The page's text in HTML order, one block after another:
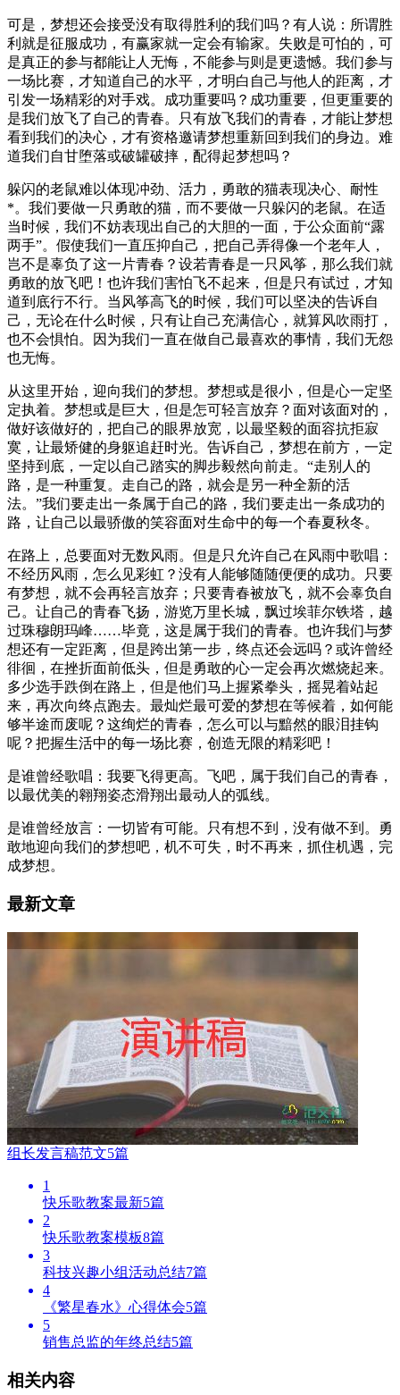
可是，梦想还会接受没有取得胜利的我们吗？有人说：所谓胜
利就是征服成功，有赢家就一定会有输家。失败是可怕的，可
是真正的参与都能让人无悔，不能参与则是更遗憾。我们参与
一场比赛，才知道自己的水平，才明白自己与他人的距离，才
引发一场精彩的对手戏。成功重要吗？成功重要，但更重要的
是我们放飞了自己的青春。只有放飞我们的青春，才能让梦想
看到我们的决心，才有资格邀请梦想重新回到我们的身边。难
道我们自甘堕落或破罐破摔，配得起梦想吗？
躲闪的老鼠难以体现冲劲、活力，勇敢的猫表现决心、耐性
*。我们要做一只勇敢的猫，而不要做一只躲闪的老鼠。在适
当时候，我们不妨表现出自己的大胆的一面，于公众面前“露
两手”。假使我们一直压抑自己，把自己弄得像一个老年人，
岂不是辜负了这一片青春？设若青春是一只风筝，那么我们就
勇敢的放飞吧！也许我们害怕飞不起来，但是只有试过，才知
道到底行不行。当风筝高飞的时候，我们可以坚决的告诉自
己，无论在什么时候，只有让自己充满信心，就算风吹雨打，
也不会惧怕。因为我们一直在做自己最喜欢的事情，我们无怨
也无悔。
从这里开始，迎向我们的梦想。梦想或是很小，但是心一定坚
定执着。梦想或是巨大，但是怎可轻言放弃？面对该面对的，
做好该做好的，把自己的眼界放宽，以最坚毅的面容抗拒寂
寞，让最矫健的身躯追赶时光。告诉自己，梦想在前方，一定
坚持到底，一定以自己踏实的脚步毅然向前走。“走别人的
路，是一种重复。走自己的路，就会是另一种全新的活
法。”我们要走出一条属于自己的路，我们要走出一条成功的
路，让自己以最骄傲的笑容面对生命中的每一个春夏秋冬。
在路上，总要面对无数风雨。但是只允许自己在风雨中歌唱：
不经历风雨，怎么见彩虹？没有人能够随随便便的成功。只要
有梦想，就不会再轻言放弃；只要青春被放飞，就不会辜负自
己。让自己的青春飞扬，游览万里长城，飘过埃菲尔铁塔，越
过珠穆朗玛峰……毕竟，这是属于我们的青春。也许我们与梦
想还有一定距离，但是跨出第一步，终点还会远吗？或许曾经
徘徊，在挫折面前低头，但是勇敢的心一定会再次燃烧起来。
多少选手跌倒在路上，但是他们马上握紧拳头，摇晃着站起
来，再次向终点跑去。最灿烂最可爱的梦想在等候着，如何能
够半途而废呢？这绚烂的青春，怎么可以与黯然的眼泪挂钩
呢？把握生活中的每一场比赛，创造无限的精彩吧！
是谁曾经歌唱：我要飞得更高。飞吧，属于我们自己的青春，
以最优美的翱翔姿态滑翔出最动人的弧线。
是谁曾经放言：一切皆有可能。只有想不到，没有做不到。勇
敢地迎向我们的梦想吧，机不可失，时不再来，抓住机遇，完
成梦想。
最新文章
组长发言稿范文5篇
1
快乐歌教案最新5篇
2
快乐歌教案模板8篇
3
科技兴趣小组活动总结7篇
4
《繁星春水》心得体会5篇
5
销售总监的年终总结5篇
相关内容